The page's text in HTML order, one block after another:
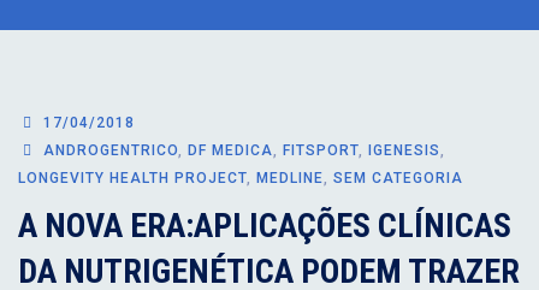
17/04/2018
ANDROGENTRICO, DF MEDICA, FITSPORT, IGENESIS,
LONGEVITY HEALTH PROJECT, MEDLINE, SEM CATEGORIA
A NOVA ERA:APLICAÇÕES CLÍNICAS
DA NUTRIGENÉTICA PODEM TRAZER